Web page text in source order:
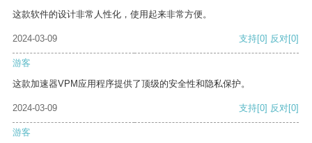
这款软件的设计非常人性化，使用起来非常方便。
2024-03-09 支持[0] 反对[0]
游客
这款加速器VPM应用程序提供了顶级的安全性和隐私保护。
2024-03-09 支持[0] 反对[0]
游客